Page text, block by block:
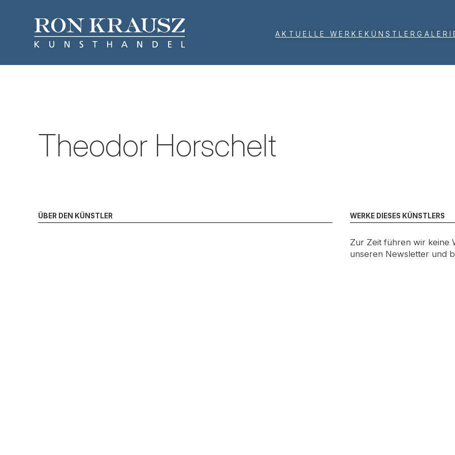
AKTUELLE WERKE KÜNSTLER
Theodor Horschelt
ÜBER DEN KÜNSTLER WERKE DIESES KÜNSTLERS
Zur Zeit führen wir keine
unseren Newsletter und